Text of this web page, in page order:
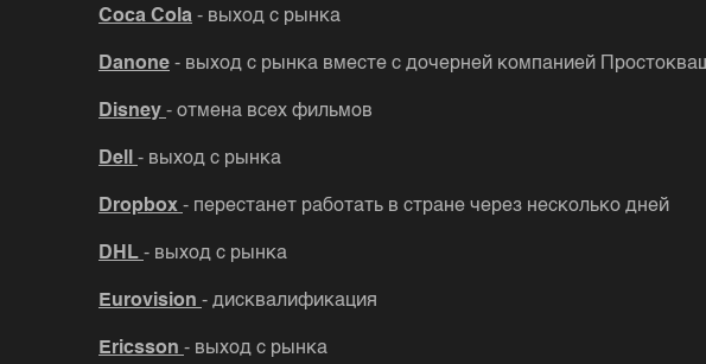
Coca Cola - выход с рынка
Danone - выход с рынка вместе с дочерней компанией
Disney - отмена всех фильмов
Dell - выход с рынка
Dropbox - перестанет работать в стране через несколько дней
DHL - выход с рынка
Eurovision - дисквалификация
Ericsson - выход с рынка